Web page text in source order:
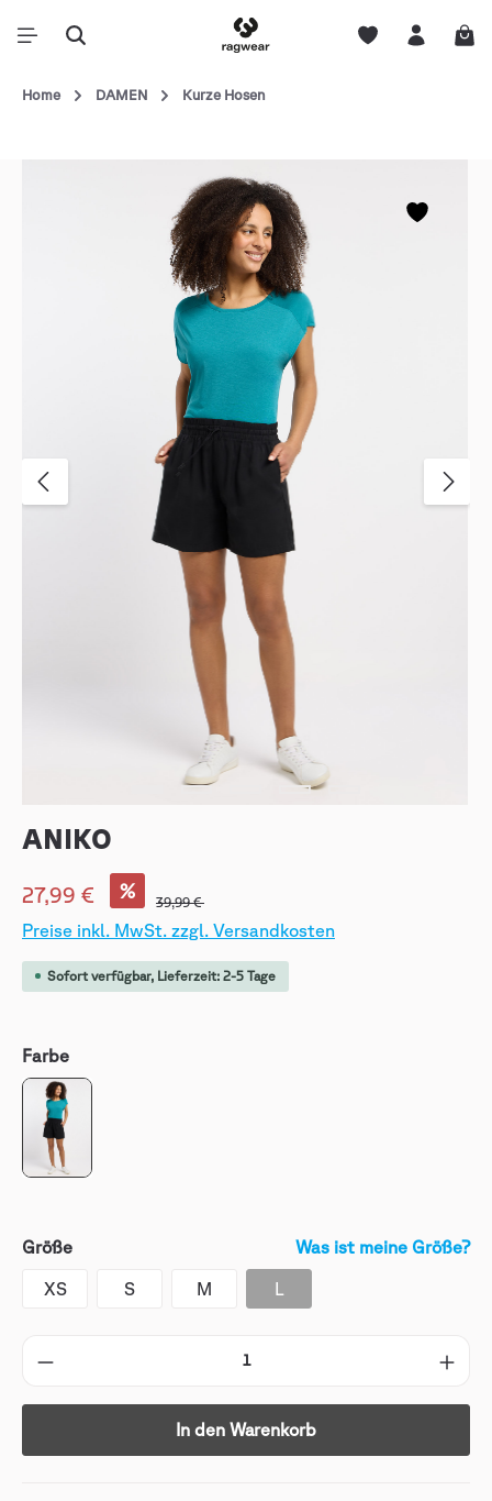
Home DAMEN Kurze Hosen
ANIKO
27,99 € %
39,99 €
Preise inkl. MwSt. zzgl. Versandkosten
Sofort verfügbar, Lieferzeit: 2-5 Tage
Farbe
Größe Was ist meine Größe?
XS S M L
In den Warenkorb